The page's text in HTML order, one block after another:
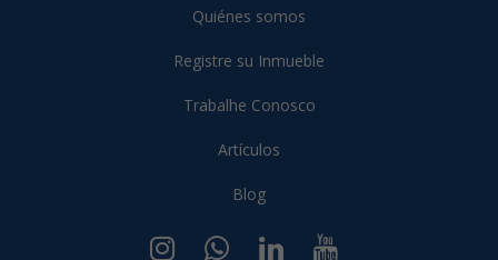
Quiénes somos
Registre su Inmueble
Trabalhe Conosco
Artículos
Blog